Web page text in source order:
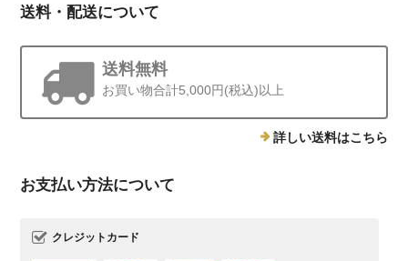
送料・配送について
送料無料
お買い物合計5,000円(税込)以上
詳しい送料はこちら
お支払い方法について
クレジットカード